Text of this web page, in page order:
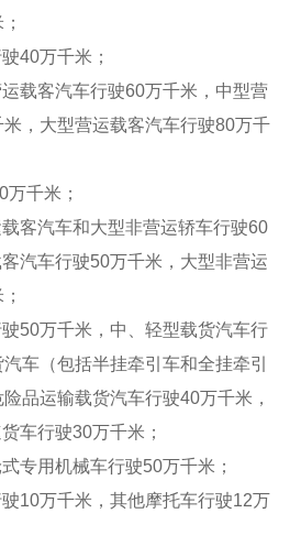
40万千米；
运载客汽车行驶60万千米，中型营
，大型营运载客汽车行驶80万千
万千米；
载客汽车和大型非营运轿车行驶60
汽车行驶50万千米，大型非营运
驶50万千米，中、轻型载货汽车行
车（包括半挂牵引车和全挂牵引
品运输载货汽车行驶40万千米，
车行驶30万千米；
专用机械车行驶50万千米；
驶10万千米，其他摩托车行驶12万